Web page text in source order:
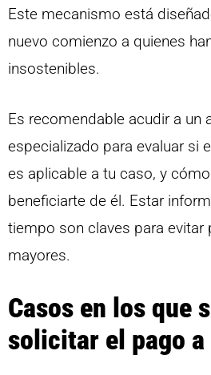
Este mecanismo está
nuevo comienzo a quienes
insostenibles.
Es recomendable acudir a un
especializado para evaluar si
es aplicable a tu caso, y
beneficiarte de él. Estar
tiempo son claves para evitar
mayores.
Casos en los que
solicitar el pago a